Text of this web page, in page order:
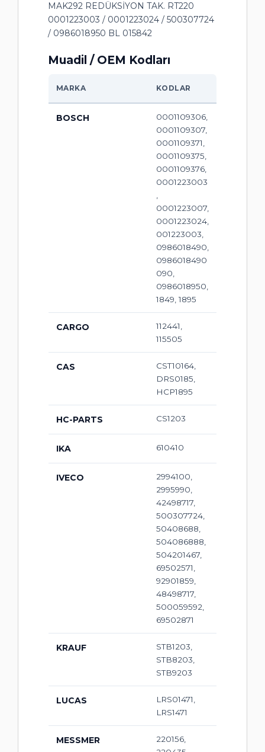
MAK292 REDÜKSİYON TAK. RT220
0001223003 / 0001223024 / 500307724
/ 0986018950 BL 015842
Muadil / OEM Kodları
MARKA KODLAR
BOSCH
0001109306,
0001109307,
0001109371,
0001109375,
0001109376,
0001223003
0001223007,
0001223024,
001223003,
0986018490,
0986018490
090,
0986018950,
1849, 1895
CARGO
112441,
115505
CAS
CST10164,
DRS0185,
HCP1895
HC-PARTS CS1203
IKA 610410
IVECO
2994100,
2995990,
42498717,
500307724,
50408688,
504086888,
504201467,
69502571,
92901859,
48498717,
500059592,
69502871
KRAUF
STB1203,
STB8203,
STB9203
LUCAS
LRS01471,
LRS1471
MESSMER
220156,